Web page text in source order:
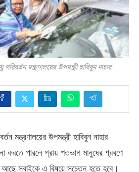
মন্ত্রণালয়ের উপমন্ত্রী হাবিবুন নাহার
মন্ত্রণালয়ের উপমন্ত্রী হাবিবুন নাহার
না করতে পারলে প্রায় শতভাগ মানুষের শ্রবণে
সবাইকে এ বিষয়ে সচেতন হতে হবে।